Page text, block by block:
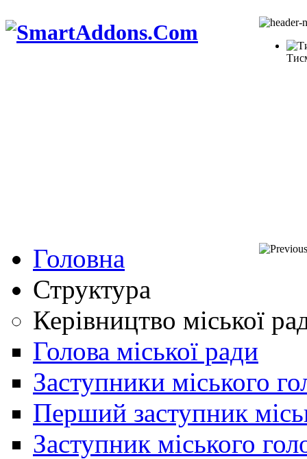
Головна
Структура
Керівництво міської
Голова міської ради
Заступники міського
Перший заступник
Заступник міського